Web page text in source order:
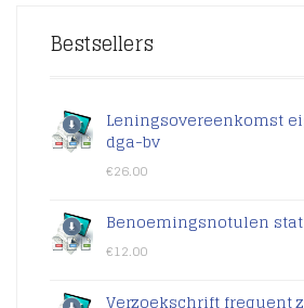
Bestsellers
Leningsovereenkomst
dga-bv
€26.00
Benoemingsnotulen
€12.00
Verzoekschrift frequent